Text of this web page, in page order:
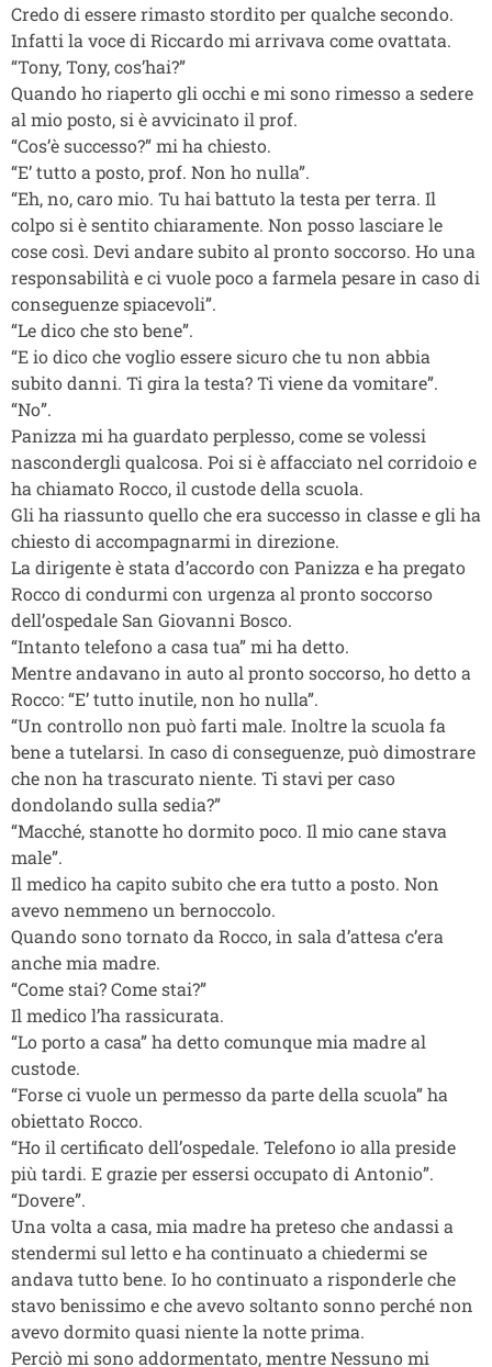
Credo di essere rimasto stordito per qualche secondo.
Infatti la voce di Riccardo mi arrivava come ovattata.
“Tony, Tony, cos’hai?”
Quando ho riaperto gli occhi e mi sono rimesso a sedere
al mio posto, si è avvicinato il prof.
“Cos’è successo?” mi ha chiesto.
“E’ tutto a posto, prof. Non ho nulla”.
“Eh, no, caro mio. Tu hai battuto la testa per terra. Il
colpo si è sentito chiaramente. Non posso lasciare le
cose così. Devi andare subito al pronto soccorso. Ho una
responsabilità e ci vuole poco a farmela pesare in caso di
conseguenze spiacevoli”.
“Le dico che sto bene”.
“E io dico che voglio essere sicuro che tu non abbia
subito danni. Ti gira la testa? Ti viene da vomitare”.
“No”.
Panizza mi ha guardato perplesso, come se volessi
nascondergli qualcosa. Poi si è affacciato nel corridoio e
ha chiamato Rocco, il custode della scuola.
Gli ha riassunto quello che era successo in classe e gli ha
chiesto di accompagnarmi in direzione.
La dirigente è stata d’accordo con Panizza e ha pregato
Rocco di condurmi con urgenza al pronto soccorso
dell’ospedale San Giovanni Bosco.
“Intanto telefono a casa tua” mi ha detto.
Mentre andavano in auto al pronto soccorso, ho detto a
Rocco: “E’ tutto inutile, non ho nulla”.
“Un controllo non può farti male. Inoltre la scuola fa
bene a tutelarsi. In caso di conseguenze, può dimostrare
che non ha trascurato niente. Ti stavi per caso
dondolando sulla sedia?”
“Macché, stanotte ho dormito poco. Il mio cane stava
male”.
Il medico ha capito subito che era tutto a posto. Non
avevo nemmeno un bernoccolo.
Quando sono tornato da Rocco, in sala d’attesa c’era
anche mia madre.
“Come stai? Come stai?”
Il medico l’ha rassicurata.
“Lo porto a casa” ha detto comunque mia madre al
custode.
“Forse ci vuole un permesso da parte della scuola” ha
obiettato Rocco.
“Ho il certificato dell’ospedale. Telefono io alla preside
più tardi. E grazie per essersi occupato di Antonio”.
“Dovere”.
Una volta a casa, mia madre ha preteso che andassi a
stendermi sul letto e ha continuato a chiedermi se
andava tutto bene. Io ho continuato a risponderle che
stavo benissimo e che avevo soltanto sonno perché non
avevo dormito quasi niente la notte prima.
Perciò mi sono addormentato, mentre Nessuno mi